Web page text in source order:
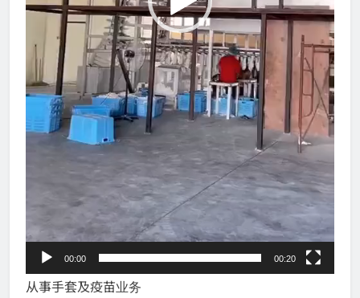
00:00 00:20
从事手套及疫苗业务